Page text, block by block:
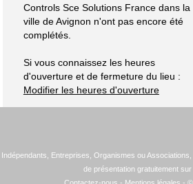
Controls Sce Solutions France dans la
ville de Avignon n'ont pas encore été
complétés.
Si vous connaissez les heures
d'ouverture et de fermeture du lieu :
Modifier les heures d'ouverture
Indépendants, Entreprises, Organismes ou
de présentation gratuitement sur
Contactez-nous - Mentions légales - ©